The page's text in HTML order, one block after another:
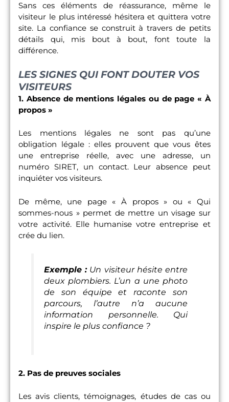
Sans ces éléments de réassurance, même le
visiteur le plus intéressé hésitera et quittera votre
site. La confiance se construit à travers de petits
détails qui, mis bout à bout, font toute la
différence.
LES SIGNES QUI FONT DOUTER VOS
VISITEURS
1. Absence de mentions légales ou de page « À
propos »
Les mentions légales ne sont pas qu’une
obligation légale : elles prouvent que vous êtes
une entreprise réelle, avec une adresse, un
numéro SIRET, un contact. Leur absence peut
inquiéter vos visiteurs.
De même, une page « À propos » ou « Qui
sommes-nous » permet de mettre un visage sur
votre activité. Elle humanise votre entreprise et
crée du lien.
Exemple :Un visiteur hésite entre
deux plombiers. L’un a une photo
de son équipe et raconte son
parcours, l’autre n’a aucune
information personnelle. Qui
inspire le plus confiance ?
2. Pas de preuves sociales
Les avis clients, témoignages, études de cas ou